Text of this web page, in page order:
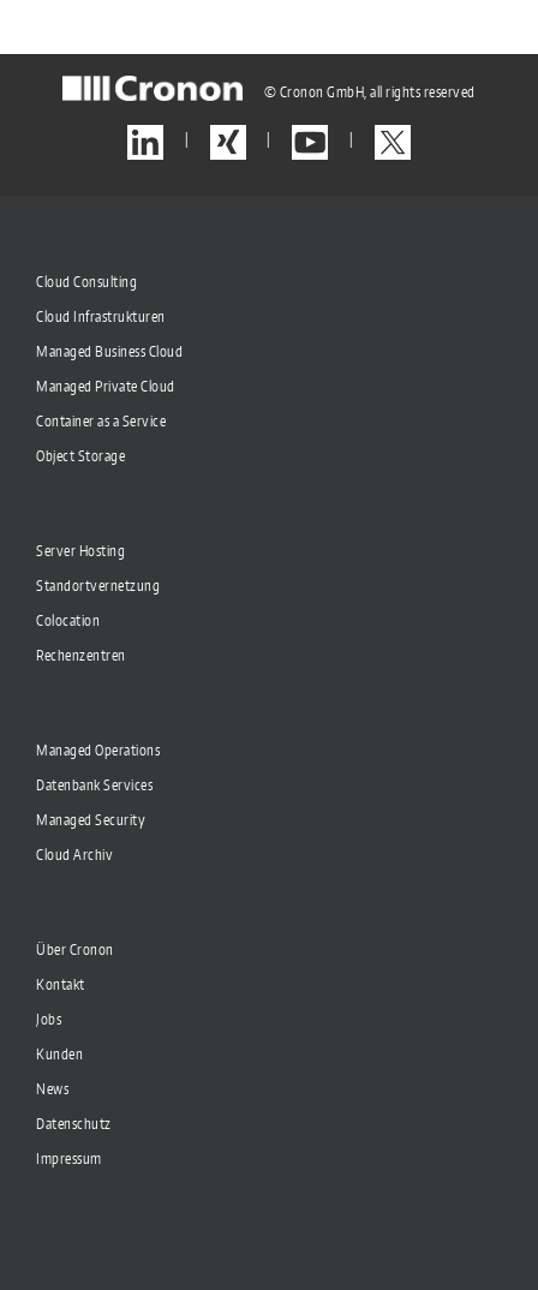
© Cronon GmbH, all rights reserved
| | |
Cloud Consulting
Cloud Infrastrukturen
Managed Business Cloud
Managed Private Cloud
Container as a Service
Object Storage
Server Hosting
Standortvernetzung
Colocation
Rechenzentren
Managed Operations
Datenbank Services
Managed Security
Cloud Archiv
Über Cronon
Kontakt
Jobs
Kunden
News
Datenschutz
Impressum